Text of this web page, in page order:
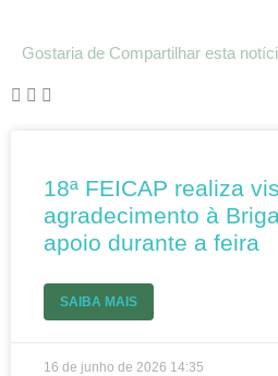
Gostaria de Compartilhar esta
18ª FEICAP realiza
agradecimento à
apoio durante a feira
SAIBA MAIS
16 de junho de 2026 14:35